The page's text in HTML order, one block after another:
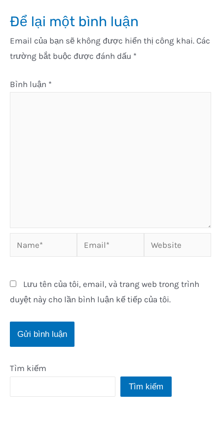
Tìm kiếm
Tìm kiếm
Để lại một bình luận
Email của bạn sẽ không được hiển thị công khai. Các
trường bắt buộc được đánh dấu *
Bình luận *
Name* Email* Website
Lưu tên của tôi, email, và trang web trong trình
duyệt này cho lần bình luận kế tiếp của tôi.